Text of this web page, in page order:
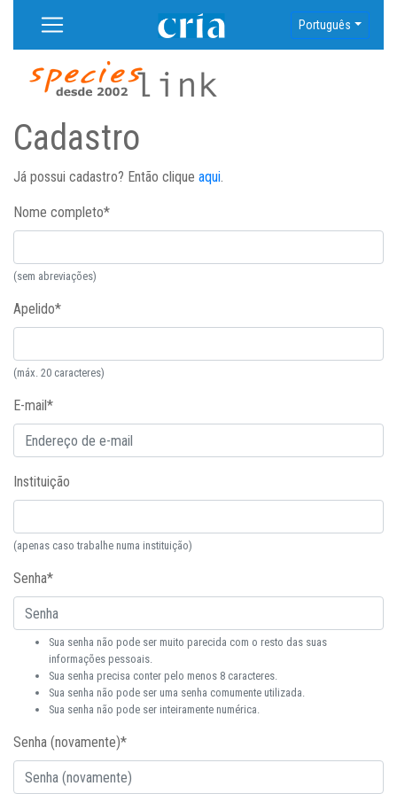
Português
Cadastro
Já possui cadastro? Então clique aqui.
Nome completo*
(sem abreviações)
Apelido*
(máx. 20 caracteres)
E-mail*
Instituição
(apenas caso trabalhe numa instituição)
Senha*
Sua senha não pode ser muito parecida com o resto das suas
informações pessoais.
Sua senha precisa conter pelo menos 8 caracteres.
Sua senha não pode ser uma senha comumente utilizada.
Sua senha não pode ser inteiramente numérica.
Senha (novamente)*